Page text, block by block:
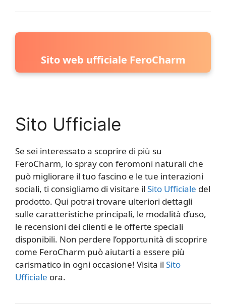
Sito web ufficiale FeroCharm
Sito Ufficiale
Se sei interessato a scoprire di più su
FeroCharm, lo spray con feromoni naturali che
può migliorare il tuo fascino e le tue interazioni
sociali, ti consigliamo di visitare il Sito Ufficiale del
prodotto. Qui potrai trovare ulteriori dettagli
sulle caratteristiche principali, le modalità d’uso,
le recensioni dei clienti e le offerte speciali
disponibili. Non perdere l’opportunità di scoprire
come FeroCharm può aiutarti a essere più
carismatico in ogni occasione! Visita il Sito
Ufficiale ora.